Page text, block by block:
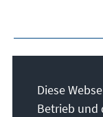
Diese
Betrieb und